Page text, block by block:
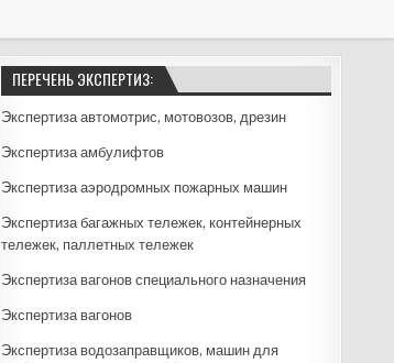
ПЕРЕЧЕНЬ ЭКСПЕРТИЗ:
Экспертиза автомотрис, мотовозов, дрезин
Экспертиза амбулифтов
Экспертиза аэродромных пожарных машин
Экспертиза багажных тележек, контейнерных
тележек, паллетных тележек
Экспертиза вагонов специального назначения
Экспертиза вагонов
Экспертиза водозаправщиков, машин для